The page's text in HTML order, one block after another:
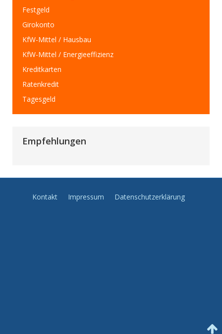
Festgeld
Girokonto
KfW-Mittel / Hausbau
KfW-Mittel / Energieeffizienz
Kreditkarten
Ratenkredit
Tagesgeld
Empfehlungen
Kontakt Impressum Datenschutzerklärung